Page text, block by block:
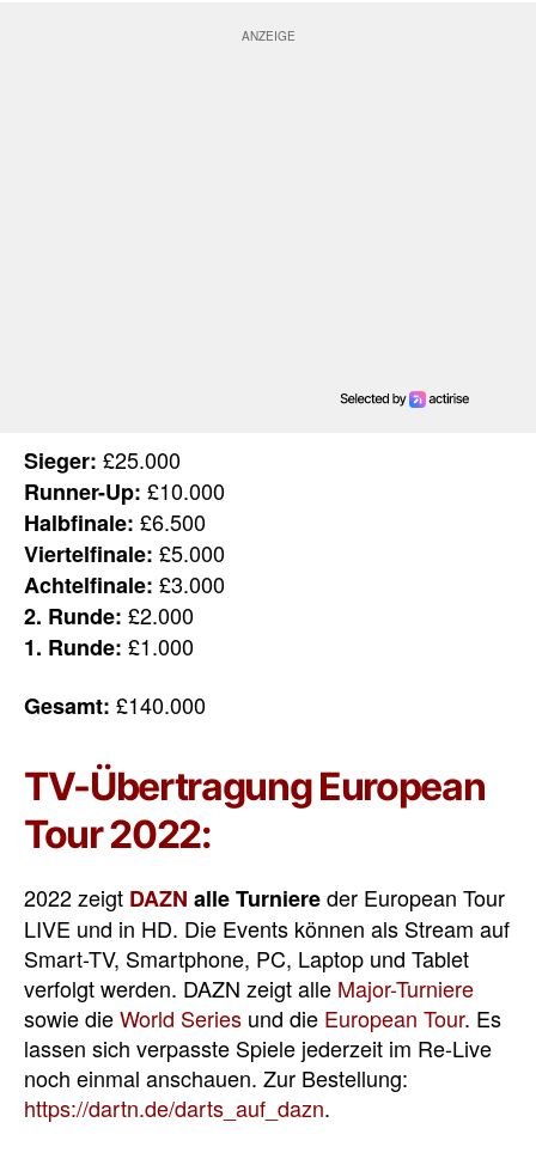
Sieger: £25.000
Runner-Up: £10.000
Halbfinale: £6.500
Viertelfinale: £5.000
Achtelfinale: £3.000
2. Runde: £2.000
1. Runde: £1.000
Gesamt: £140.000
TV-Übertragung European
Tour 2022:
2022 zeigt DAZN alle Turniereder European Tour
LIVE und in HD. Die Events können als Stream auf
Smart-TV, Smartphone, PC, Laptop und Tablet
verfolgt werden. DAZN zeigt alle Major-Turniere
sowie dieWorld Series und die European Tour. Es
lassen sich verpasste Spiele jederzeit im Re-Live
noch einmal anschauen. Zur Bestellung:
https://dartn.de/darts_auf_dazn.